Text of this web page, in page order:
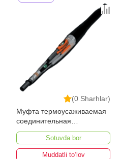
(0 Sharhlar)
Муфта термоусаживаемая
соединительная
3СТп-10У-35...50
Sotuvda bor
Muddatli to‘lov